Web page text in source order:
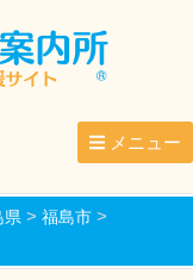
メニュー
県> 福島市>